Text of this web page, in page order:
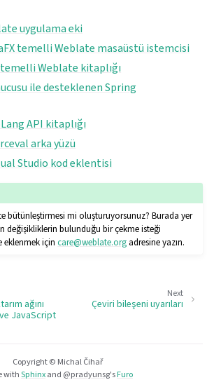
uygulama eki
temelli Weblate masaüstü istemcisi
Weblate kitaplığı
ile desteklenen Spring
API kitaplığı
arka yüzü
Studio kod eklentisi
bütünleştirmesi mi oluşturuyorsunuz? Burada yer
değişikliklerin bulunduğu bir çekme isteği
eklenmek içincare@weblate.org adresine yazın.
Next
Çeviri bileşeni uyarıları
ağını
JavaScript
Copyright © Michal Čihař
withSphinxand @pradyunsg'sFuro